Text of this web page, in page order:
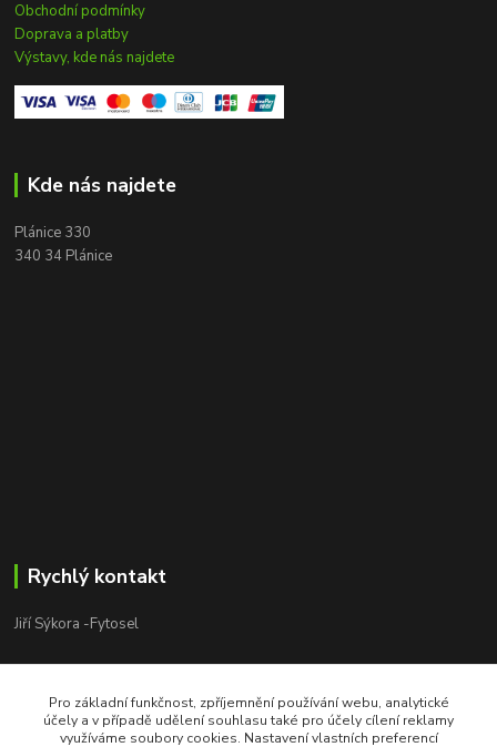
Obchodní podmínky
Doprava a platby
Výstavy, kde nás najdete
Kde nás najdete
Plánice 330
340 34 Plánice
Rychlý kontakt
Jiří Sýkora -Fytosel
+420 603 170 413
V pracovní dny 8:00 - 18:00
Pro základní funkčnost, zpříjemnění používání webu, analytické
účely a v případě udělení souhlasu také pro účely cílení reklamy
využíváme soubory cookies. Nastavení vlastních preferencí